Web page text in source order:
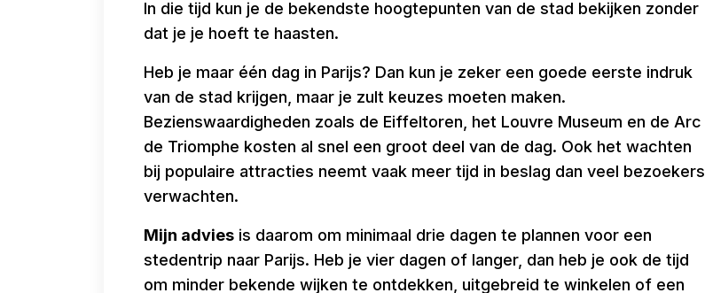
In die tijd kun je de bekendste hoogtepunten van de stad bekijken zonder
dat je je hoeft te haasten.
Heb je maar één dag in Parijs? Dan kun je zeker een goede eerste indruk
van de stad krijgen, maar je zult keuzes moeten maken.
Bezienswaardigheden zoals de Eiffeltoren, het Louvre Museum en de Arc
de Triomphe kosten al snel een groot deel van de dag. Ook het wachten
bij populaire attracties neemt vaak meer tijd in beslag dan veel bezoekers
verwachten.
Mijn advies is daarom om minimaal drie dagen te plannen voor een
stedentrip naar Parijs. Heb je vier dagen of langer, dan heb je ook de tijd
om minder bekende wijken te ontdekken, uitgebreid te winkelen of een